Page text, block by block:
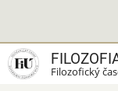
hlavný
obsah
Filozofický